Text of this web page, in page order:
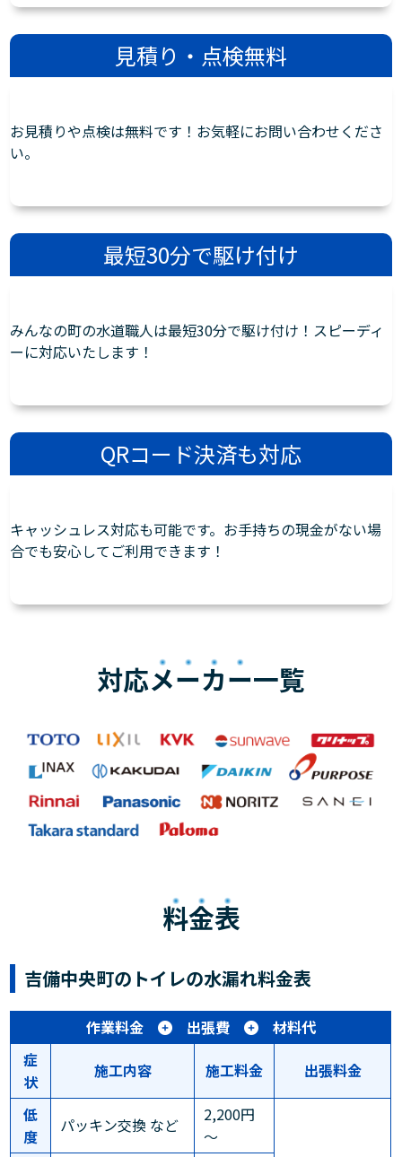
見積り・点検無料
お見積りや点検は無料です！お気軽にお問い合わせくださ
い。
最短30分で駆け付け
みんなの町の水道職人は最短30分で駆け付け！スピーディ
ーに対応いたします！
QRコード決済も対応
キャッシュレス対応も可能です。お手持ちの現金がない場
合でも安心してご利用できます！
対応メーカー一覧
料金表
吉備中央町のトイレの水漏れ料金表
作業料金 出張費
材料代
症
状
施工内容 施工料金 出張料金
低
度
パッキン交換 など
2,200円
～